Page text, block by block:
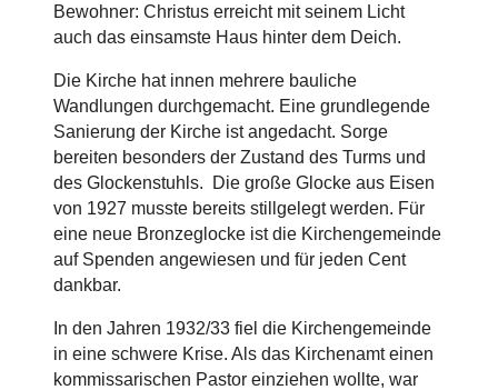
Bewohner: Christus erreicht mit seinem Licht
auch das einsamste Haus hinter dem Deich.
Die Kirche hat innen mehrere bauliche
Wandlungen durchgemacht. Eine grundlegende
Sanierung der Kirche ist angedacht. Sorge
bereiten besonders der Zustand des Turms und
des Glockenstuhls. Die große Glocke aus Eisen
von 1927 musste bereits stillgelegt werden. Für
eine neue Bronzeglocke ist die Kirchengemeinde
auf Spenden angewiesen und für jeden Cent
dankbar.
In den Jahren 1932/33 fiel die Kirchengemeinde
in eine schwere Krise. Als das Kirchenamt einen
kommissarischen Pastor einziehen wollte, war